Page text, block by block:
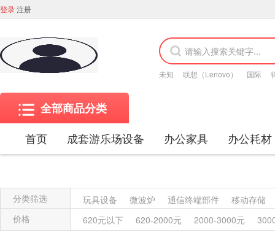
登录注册
未知 联想（Lenovo） 国际
全部商品分类
首页
成套游乐场设备 办公家具 办公耗材
分类筛选 玩具设备 微波炉 通信终端部件
移动存储
金属质屏风类
木质屏风类 其他材质架类
保险柜
木质柜类 其他沙发类 藤沙发类
价格 620元以下 620-2000元 2000-3000元